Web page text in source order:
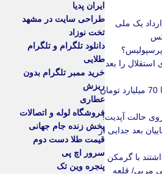
یک ملی
را بعد
گزینه پرسپولیس با 70 میلیارد تومان
حالت آپدیت!
بعد جدایی از
با گرمکن
مربی/ قلعه
ایران پدیا
طراحی سایت در مشهد
تخت نوزاد
دانلود تلگرام و تلگرام
طلایی
خرید ممبر تلگرام بدون
ریزش
عطاری
فروشگاه لوله و اتصالات
پخش زنده جام جهانی
قیمت طلا دست دوم
سرور اچ پی
پنجره وین تک